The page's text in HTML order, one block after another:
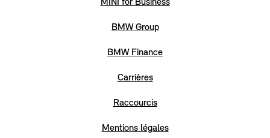
MINI for Business
BMW Group
BMW Finance
Carrières
Raccourcis
Mentions légales